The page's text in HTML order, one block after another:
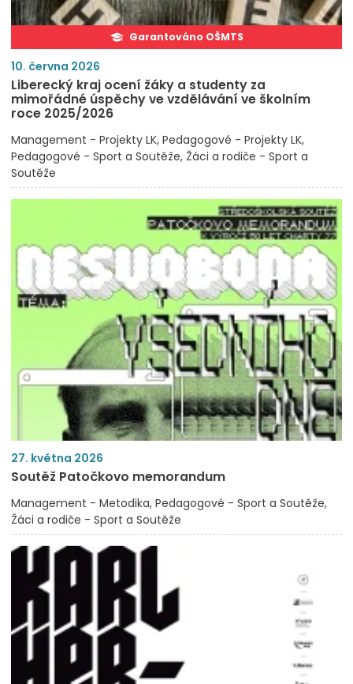
Garantováno OŠMTS
10. června 2026
Liberecký kraj ocení žáky a studenty za
mimořádné úspěchy ve vzdělávání ve školním
roce 2025/2026
Management - Projekty LK Pedagogové - Projekty LK
Pedagogové - Sport a Soutěže Žáci a rodiče - Sport a
Soutěže
27. května 2026
Soutěž Patočkovo memorandum
Management - Metodika Pedagogové - Sport a Soutěže
Žáci a rodiče - Sport a Soutěže